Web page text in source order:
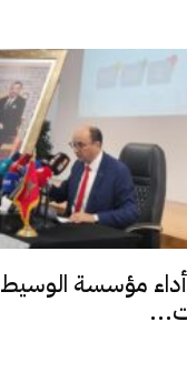
أداء مؤسسة الوسيط